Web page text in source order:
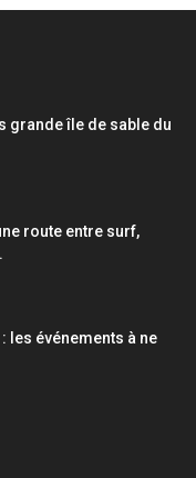
grande île de sable du
route entre surf,
les événements à ne